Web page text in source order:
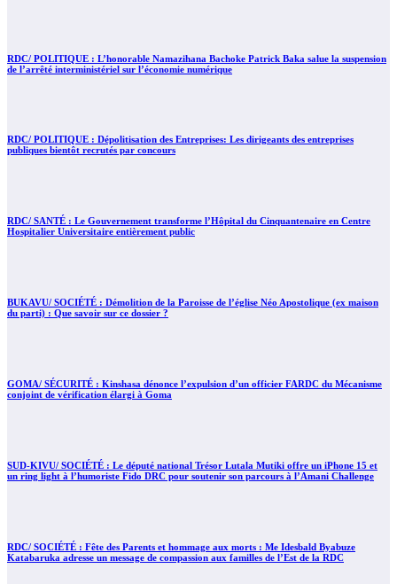
RDC/ POLITIQUE : L’honorable Namazihana Bachoke Patrick Baka salue la suspension
de l’arrêté interministériel sur l’économie numérique
RDC/ POLITIQUE : Dépolitisation des Entreprises: Les dirigeants des entreprises
publiques bientôt recrutés par concours
RDC/ SANTÉ : Le Gouvernement transforme l’Hôpital du Cinquantenaire en Centre
Hospitalier Universitaire entièrement public
BUKAVU/ SOCIÉTÉ : Démolition de la Paroisse de l’église Néo Apostolique (ex maison
du parti) : Que savoir sur ce dossier ?
GOMA/ SÉCURITÉ : Kinshasa dénonce l’expulsion d’un officier FARDC du Mécanisme
conjoint de vérification élargi à Goma
SUD-KIVU/ SOCIÉTÉ : Le député national Trésor Lutala Mutiki offre un iPhone 15 et
un ring light à l’humoriste Fido DRC pour soutenir son parcours à l’Amani Challenge
RDC/ SOCIÉTÉ : Fête des Parents et hommage aux morts : Me Idesbald Byabuze
Katabaruka adresse un message de compassion aux familles de l’Est de la RDC